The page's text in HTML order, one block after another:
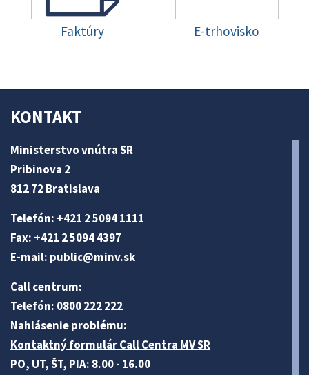
Faktúry E-trhovisko
KONTAKT
Ministerstvo vnútra SR
Pribinova 2
812 72 Bratislava
Telefón: +421 2 5094 1111
Fax: +421 2 5094 4397
E-mail: public@minv.sk
Call centrum:
Telefón: 0800 222 222
Nahlásenie problému:
Kontaktný formulár Call Centra MV SR
PO, UT, ŠT, PIA: 8.00 - 16.00